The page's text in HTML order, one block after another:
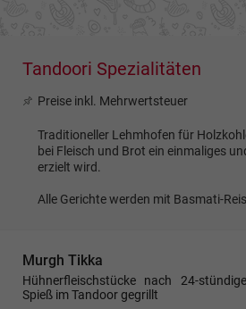
Tandoori Spezialitäten
Preise inkl. Mehrwertsteuer
Traditioneller Lehmhofen für
bei Fleisch und Brot ein einmaliges
erzielt wird.
Alle Gerichte werden mit Basmati-
Murgh Tikka
Hühnerfleischstücke nach 24-
Spieß im Tandoor gegrillt